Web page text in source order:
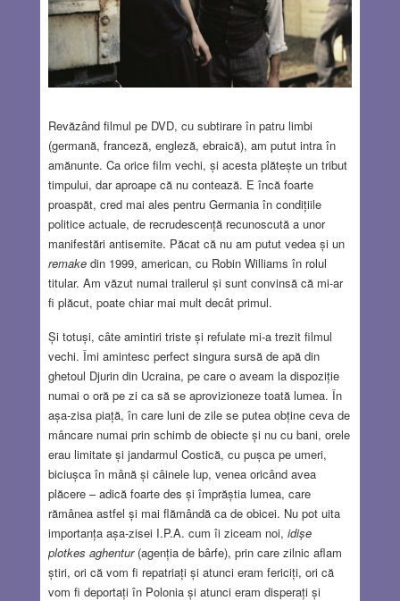
Revăzând filmul pe DVD, cu subtirare în patru limbi
(germană, franceză, engleză, ebraică), am putut intra în
amănunte. Ca orice film vechi, și acesta plătește un tribut
timpului, dar aproape că nu contează. E încă foarte
proaspăt, cred mai ales pentru Germania în condițiile
politice actuale, de recrudescență recunoscută a unor
manifestări antisemite. Păcat că nu am putut vedea și un
remakedin 1999, american, cu Robin Williams în rolul
titular. Am văzut numai trailerul și sunt convinsă că mi-ar
fi plăcut, poate chiar mai mult decât primul.
Și totuși, câte amintiri triste și refulate mi-a trezit filmul
vechi. Îmi amintesc perfect singura sursă de apă din
ghetoul Djurin din Ucraina, pe care o aveam la dispoziție
numai o oră pe zi ca să se aprovizioneze toată lumea. În
așa-zisa piață, în care luni de zile se putea obține ceva de
mâncare numai prin schimb de obiecte și nu cu bani, orele
erau limitate și jandarmul Costică, cu pușca pe umeri,
biciușca în mână și câinele lup, venea oricând avea
plăcere – adică foarte des și împrăștia lumea, care
rămânea astfel și mai flămândă ca de obicei. Nu pot uita
importanța așa-zisei I.P.A. cum îi ziceam noi, idișe
plotkes aghentur(agenția de bârfe), prin care zilnic aflam
știri, ori că vom fi repatriați și atunci eram fericiți, ori că
vom fi deportați în Polonia și atunci eram disperați și